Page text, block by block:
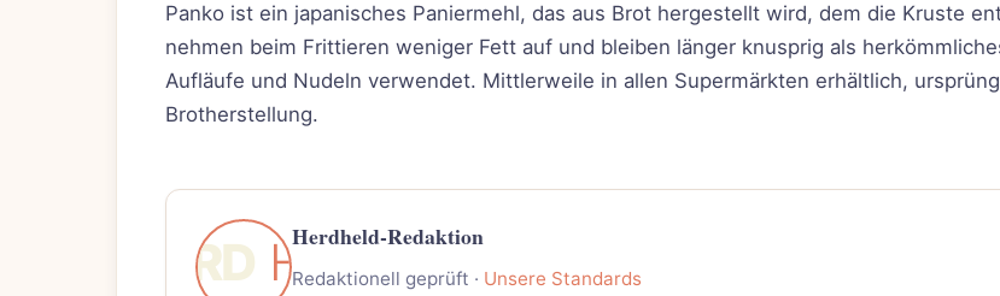
Panko ist ein japanisches Paniermehl, das aus Brot hergestellt wird, dem die Kruste
nehmen beim Frittieren weniger Fett auf und bleiben länger knusprig als
Aufläufe und Nudeln verwendet. Mittlerweile in allen Supermärkten erhältlich,
Brotherstellung.
Herdheld-Redaktion
Redaktionell geprüft · Unsere Standards